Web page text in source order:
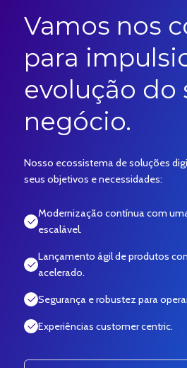
Vamos nos
para
evolução do
negócio.
Nosso ecossistema de soluções
seus objetivos e necessidades:
Modernização contínua com
escalável.
Lançamento ágil de produtos
acelerado.
Segurança e robustez para
Experiências customer centric.